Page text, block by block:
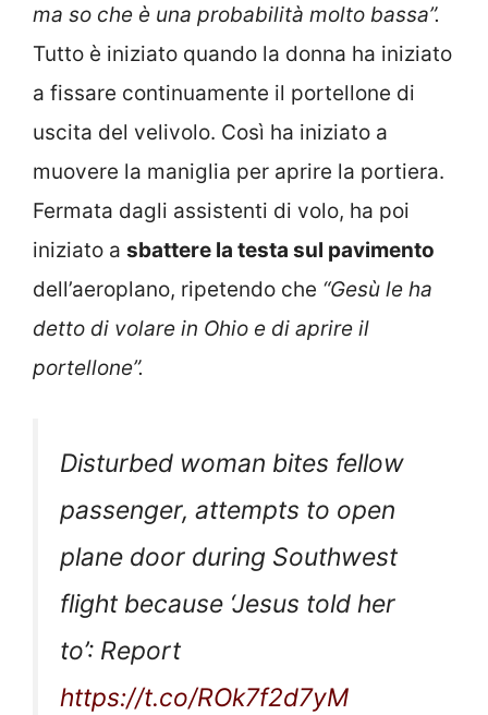
ma so che è una probabilità molto bassa”.
Tutto è iniziato quando la donna ha iniziato
a fissare continuamente il portellone di
uscita del velivolo. Così ha iniziato a
muovere la maniglia per aprire la portiera.
Fermata dagli assistenti di volo, ha poi
iniziato a sbattere la testa sul pavimento
dell’aeroplano, ripetendo che “Gesù le ha
detto di volare in Ohio e di aprire il
portellone”.
Disturbed woman bites fellow
passenger, attempts to open
plane door during Southwest
flight because ‘Jesus told her
to’: Report
https://t.co/ROk7f2d7yM